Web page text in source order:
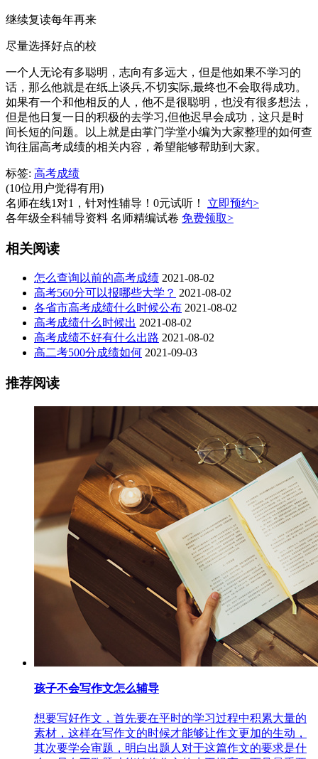
继续复读每年再来
尽量选择好点的校
一个人无论有多聪明，志向有多远大，但是他如果不学习的
话，那么他就是在纸上谈兵,不切实际,最终也不会取得成功。
如果有一个和他相反的人，他不是很聪明，也没有很多想法，
但是他日复一日的积极的去学习,但他迟早会成功，这只是时
间长短的问题。以上就是由掌门学堂小编为大家整理的如何查
询往届高考成绩的相关内容，希望能够帮助到大家。
标签: 高考成绩
(10位用户觉得有用)
名师在线1对1，针对性辅导！0元试听！
立即预约>
各年级全科辅导资料 名师精编试卷 免费领取>
相关阅读
怎么查询以前的高考成绩 2021-08-02
高考560分可以报哪些大学？ 2021-08-02
各省市高考成绩什么时候公布 2021-08-02
高考成绩什么时候出 2021-08-02
高考成绩不好有什么出路 2021-08-02
高二考500分成绩如何 2021-09-03
推荐阅读
孩子不会写作文怎么辅导
想要写好作文，首先要在平时的学习过程中积累大量的
素材，这样在写作文的时候才能够让作文更加的生动，
其次要学会审题，明白出题人对于这篇作文的要求是什